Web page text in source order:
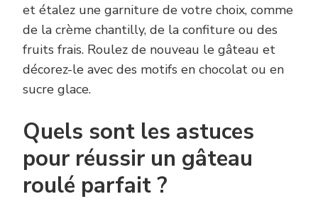
et étalez une garniture de votre choix, comme
de la crème chantilly, de la confiture ou des
fruits frais. Roulez de nouveau le gâteau et
décorez-le avec des motifs en chocolat ou en
sucre glace.
Quels sont les astuces
pour réussir un gâteau
roulé parfait ?